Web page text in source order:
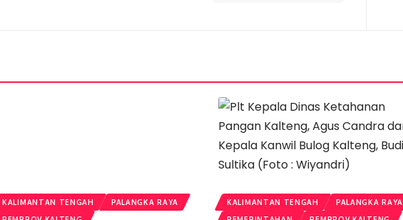
KALIMANTAN TENGAH
PALANGKA RAYA
KALIMANTAN TENGAH
PALANGKA RAYA